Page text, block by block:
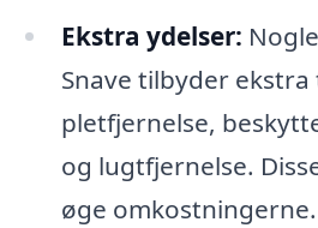
Ekstra ydelser:
Snave tilbyder
pletfjernelse,
og lugtfjernelse.
øge omkostningerne.